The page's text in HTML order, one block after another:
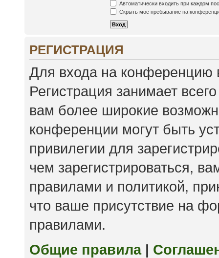
Автоматически входить при каждом
Скрыть моё пребывание на
РЕГИСТРАЦИЯ
Для входа на конференцию
Регистрация занимает
вам более широкие
конференции могут быть
привилегии для
чем зарегистрироваться,
правилами и политикой,
что ваше присутствие на
правилами.
Общие правила|